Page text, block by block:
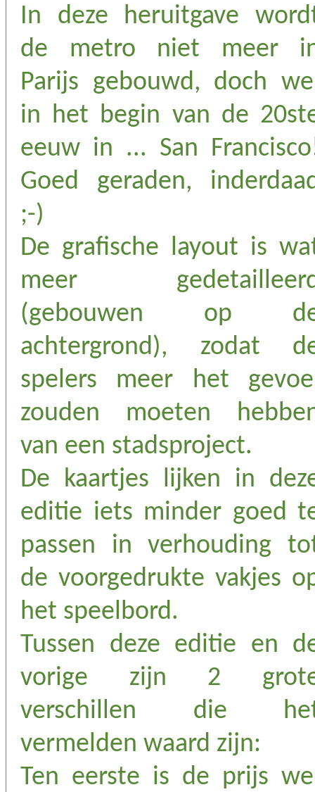
In deze heruitgave
de metro niet meer
Parijs gebouwd, doch
in het begin van de
eeuw in ... San
Goed geraden,
;-)
De grafische layout is
meer
(gebouwen op
achtergrond), zodat
spelers meer het
zouden moeten
van een stadsproject.
De kaartjes lijken in
editie iets minder goed
passen in verhouding
de voorgedrukte vakjes
het speelbord.
Tussen deze editie en
vorige zijn 2
verschillen die
vermelden waard zijn:
Ten eerste is de prijs